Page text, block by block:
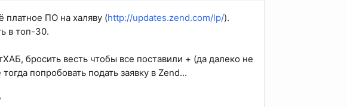
платное ПО на халяву (http://updates.zend.com/lp/).
в топ-30.
бросить весть чтобы все поставили + (да далеко не
попробовать подать заявку в Zend...